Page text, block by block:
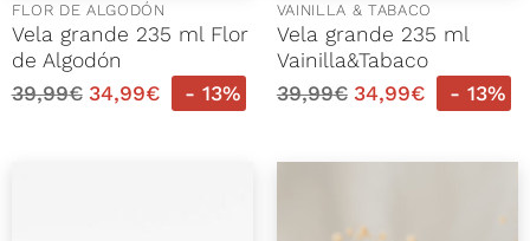
FLOR DE ALGODÓN
Vela grande 235 ml Flor
de Algodón
39,99€ 34,99€ - 13%
VAINILLA & TABACO
Vela grande 235 ml
Vainilla&Tabaco
39,99€ 34,99€ - 13%